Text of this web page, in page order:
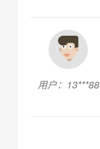
用户：13***88